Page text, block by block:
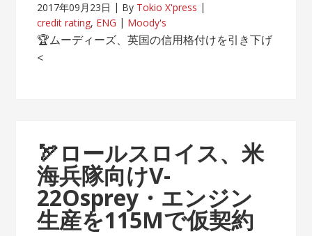
2017年09月23日 By Tokio X'press
credit rating, ENG Moody's
🏆ムーディーズ、英国の信用格付けを引き下げ
<
🏹ロールスロイス、米
海兵隊向けV-
22Osprey・エンジン
生産を115Mで仮契約